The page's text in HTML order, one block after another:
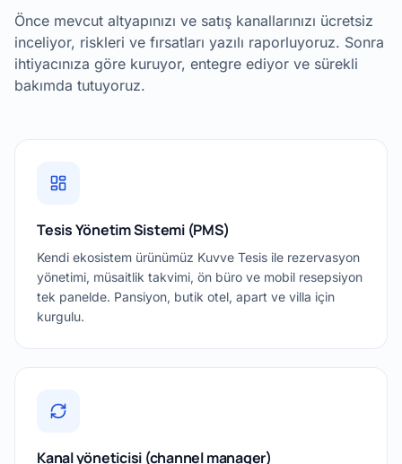
Önce mevcut altyapınızı ve satış kanallarınızı ücretsiz
inceliyor, riskleri ve fırsatları yazılı raporluyoruz. Sonra
ihtiyacınıza göre kuruyor, entegre ediyor ve sürekli
bakımda tutuyoruz.
Tesis Yönetim Sistemi (PMS)
Kendi ekosistem ürünümüz Kuvve Tesis ile rezervasyon
yönetimi, müsaitlik takvimi, ön büro ve mobil resepsiyon
tek panelde. Pansiyon, butik otel, apart ve villa için
kurgulu.
Kanal yöneticisi (channel manager)